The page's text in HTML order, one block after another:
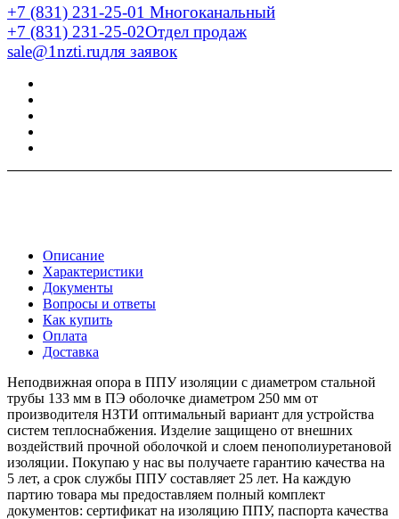
+7 (831) 231-25-01 Многоканальный
+7 (831) 231-25-02Отдел продаж
sale@1nzti.ruдля заявок
Описание
Характеристики
Документы
Вопросы и ответы
Как купить
Оплата
Доставка
Неподвижная опора в ППУ изоляции с диаметром стальной
трубы 133 мм в ПЭ оболочке диаметром 250 мм от
производителя НЗТИ оптимальный вариант для устройства
систем теплоснабжения. Изделие защищено от внешних
воздействий прочной оболочкой и слоем пенополиуретановой
изоляции. Покупаю у нас вы получаете гарантию качества на
5 лет, а срок службы ППУ составляет 25 лет. На каждую
партию товара мы предоставляем полный комплект
документов: сертификат на изоляцию ППУ, паспорта качества